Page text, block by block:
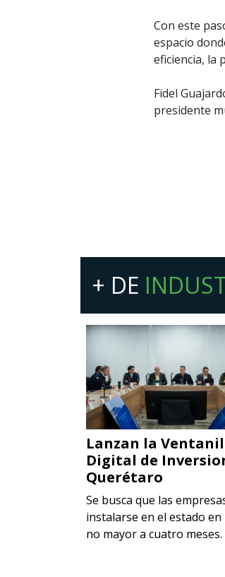
Con este
espacio
eficiencia, la
Fidel
presidente
+ DE
Lanzan la
Digital de
Querétaro
Se busca que las
instalarse en el estado
no mayor a cuatro meses.